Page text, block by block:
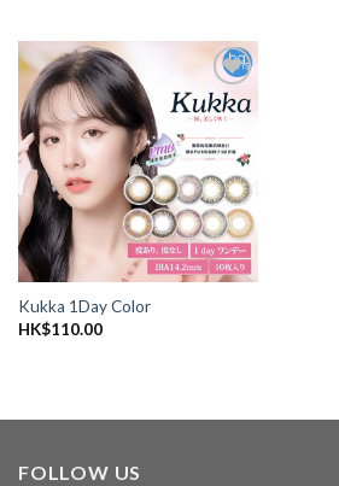
添加
到喜
愛清
單
Kukka 1Day Color
HK$110.00
FOLLOW US